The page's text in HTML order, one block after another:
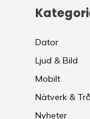
Dator
Ljud & Bild
Mobilt
Nätverk &
Nyheter